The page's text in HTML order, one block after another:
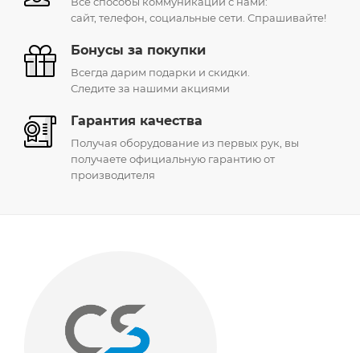
сайт, телефон, социальные сети. Спрашивайте!
Бонусы за покупки
Всегда дарим подарки и скидки.
Следите за нашими акциями
Гарантия качества
Получая оборудование из первых рук, вы
получаете официальную гарантию от
производителя